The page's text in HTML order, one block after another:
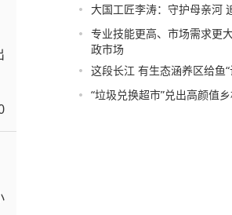
大国工匠李涛：守护母亲河
专业技能更高、市场需求更
政市场
这段长江 有生态涵养区给鱼“
“垃圾兑换超市”兑出高颜值